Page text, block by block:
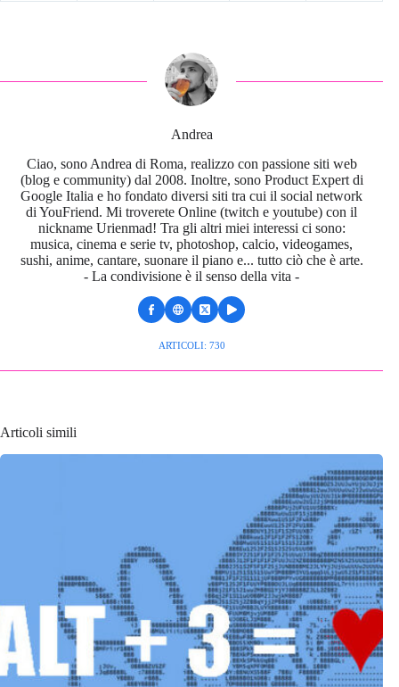
Andrea
Ciao, sono Andrea di Roma, realizzo con passione siti web
(blog e community) dal 2008. Inoltre, sono Product Expert di
Google Italia e ho fondato diversi siti tra cui il social network
di YouFriend. Mi troverete Online (twitch e youtube) con il
nickname Urienmad! Tra gli altri miei interessi ci sono:
musica, cinema e serie tv, photoshop, calcio, videogames,
sushi, anime, cantare, suonare il piano e... tutto ciò che è arte.
- La condivisione è il senso della vita -
ARTICOLI: 730
Articoli simili